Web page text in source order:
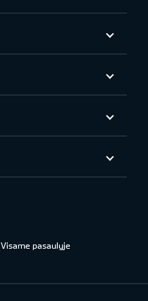
Visame pasaulyje